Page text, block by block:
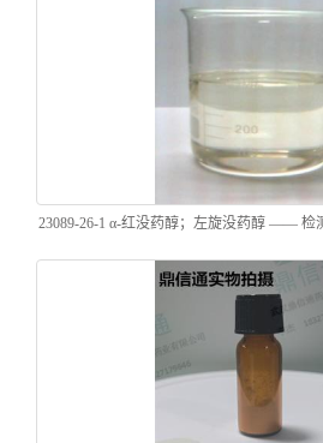
23089-26-1 α-红没药醇；左旋没药醇 —— 检
性质 -中间体 -植物提前物 -